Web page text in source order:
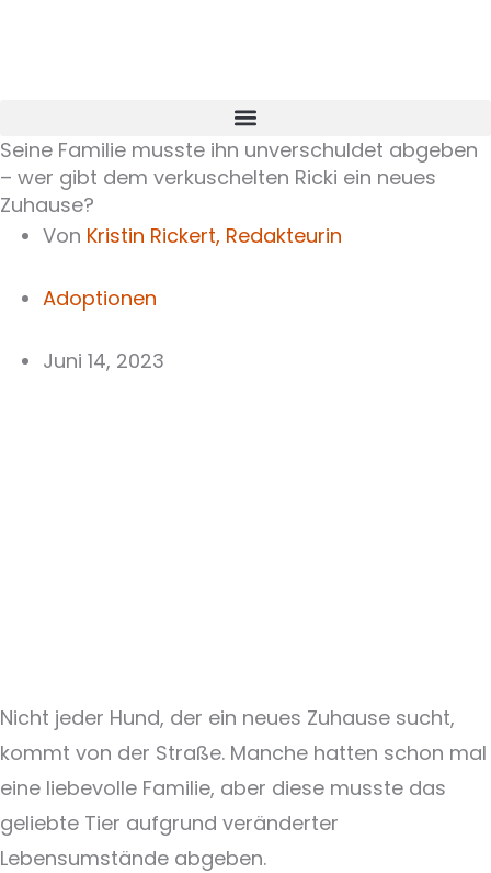
Seine Familie musste ihn unverschuldet abgeben
– wer gibt dem verkuschelten Ricki ein neues
Zuhause?
Von Kristin Rickert, Redakteurin
Adoptionen
Juni 14, 2023
Nicht jeder Hund, der ein neues Zuhause sucht,
kommt von der Straße. Manche hatten schon mal
eine liebevolle Familie, aber diese musste das
geliebte Tier aufgrund veränderter
Lebensumstände abgeben.